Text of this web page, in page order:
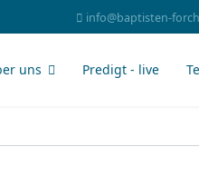
info@baptisten-
uns Predigt - live